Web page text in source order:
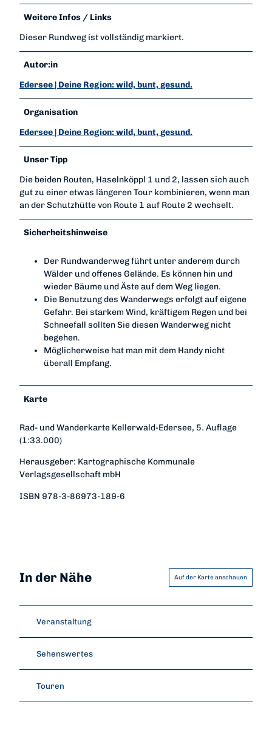
Weitere Infos / Links
Dieser Rundweg ist vollständig markiert.
Autor:in
Edersee | Deine Region: wild, bunt, gesund.
Organisation
Edersee | Deine Region: wild, bunt, gesund.
Unser Tipp
Die beiden Routen, Haselnköppl 1 und 2, lassen sich auch
gut zu einer etwas längeren Tour kombinieren, wenn man
an der Schutzhütte von Route 1 auf Route 2 wechselt.
Sicherheitshinweise
Der Rundwanderweg führt unter anderem durch
Wälder und offenes Gelände. Es können hin und
wieder Bäume und Äste auf dem Weg liegen.
Die Benutzung des Wanderwegs erfolgt auf eigene
Gefahr. Bei starkem Wind, kräftigem Regen und bei
Schneefall sollten Sie diesen Wanderweg nicht
begehen.
Möglicherweise hat man mit dem Handy nicht
überall Empfang.
Karte
Rad- und Wanderkarte Kellerwald-Edersee, 5. Auflage
(1:33.000)
Herausgeber: Kartographische Kommunale
Verlagsgesellschaft mbH
ISBN 978-3-86973-189-6
In der Nähe Auf der Karte anschauen
Veranstaltung
Sehenswertes
Touren